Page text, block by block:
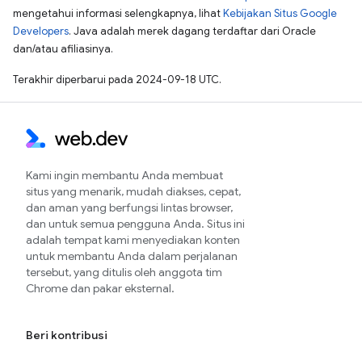
mengetahui informasi selengkapnya, lihatKebijakan Situs Google
Developers. Java adalah merek dagang terdaftar dari Oracle
dan/atau afiliasinya.
Terakhir diperbarui pada 2024-09-18 UTC.
Kami ingin membantu Anda membuat
situs yang menarik, mudah diakses, cepat,
dan aman yang berfungsi lintas browser,
dan untuk semua pengguna Anda. Situs ini
adalah tempat kami menyediakan konten
untuk membantu Anda dalam perjalanan
tersebut, yang ditulis oleh anggota tim
Chrome dan pakar eksternal.
Beri kontribusi